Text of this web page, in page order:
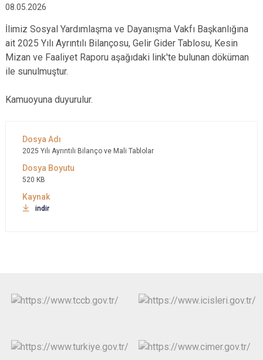
08.05.2026
İlimiz Sosyal Yardımlaşma ve Dayanışma Vakfı Başkanlığına
ait 2025 Yılı Ayrıntılı Bilançosu, Gelir Gider Tablosu, Kesin
Mizan ve Faaliyet Raporu aşağıdaki link'te bulunan döküman
ile sunulmuştur.
Kamuoyuna duyurulur.
2025 Yılı Ayrıntılı Bilanço ve Mali Tablolar
520 KB
indir